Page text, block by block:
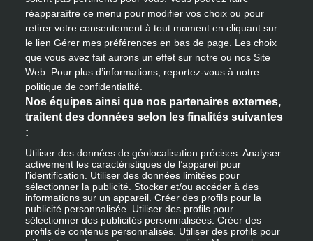
Échangez avec nous
Contactez notre équipe
Découvrir Deliveroo
Inscription restaurant
Devenir livreur partenaire
Rejoindre Deliveroo
Apple App Store
réapparaître ce menu pour modifier vos choix ou pour
retirer votre consentement à tout moment en cliquant sur
le lien Gérer mes préférences en bas de page. Les choix
que vous avez fait aurons un effet sur notre ou nos Site
Web. Pour plus d’informations, reportez-vous à notre
politique de confidentialité.
Nos équipes ainsi que nos partenaires externes,
traitent des données selon les finalités suivantes
:
Utiliser des données de géolocalisation précises. Analyser
activement les caractéristiques de l’appareil pour
l’identification. Utiliser des données limitées pour
sélectionner la publicité. Stocker et/ou accéder à des
informations sur un appareil. Créer des profils pour la
publicité personnalisée. Utiliser des profils pour
sélectionner des publicités personnalisées. Créer des
profils de contenus personnalisés. Utiliser des profils pour